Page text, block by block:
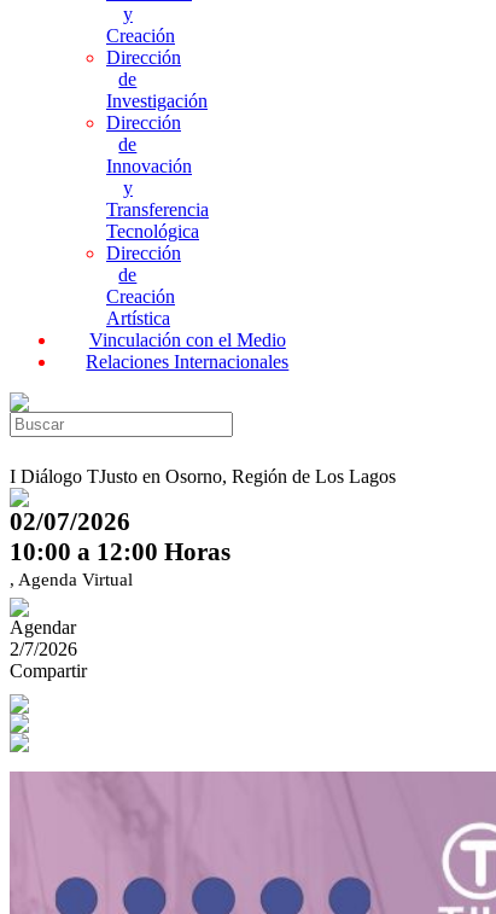
y
Creación
Dirección
de
Investigación
Dirección
de
Innovación
y
Transferencia
Tecnológica
Dirección
de
Creación
Artística
Vinculación con el Medio
Relaciones Internacionales
I Diálogo TJusto en Osorno, Región de Los Lagos
02/07/2026
10:00 a 12:00 Horas
, Agenda Virtual
Agendar
2/7/2026
Compartir